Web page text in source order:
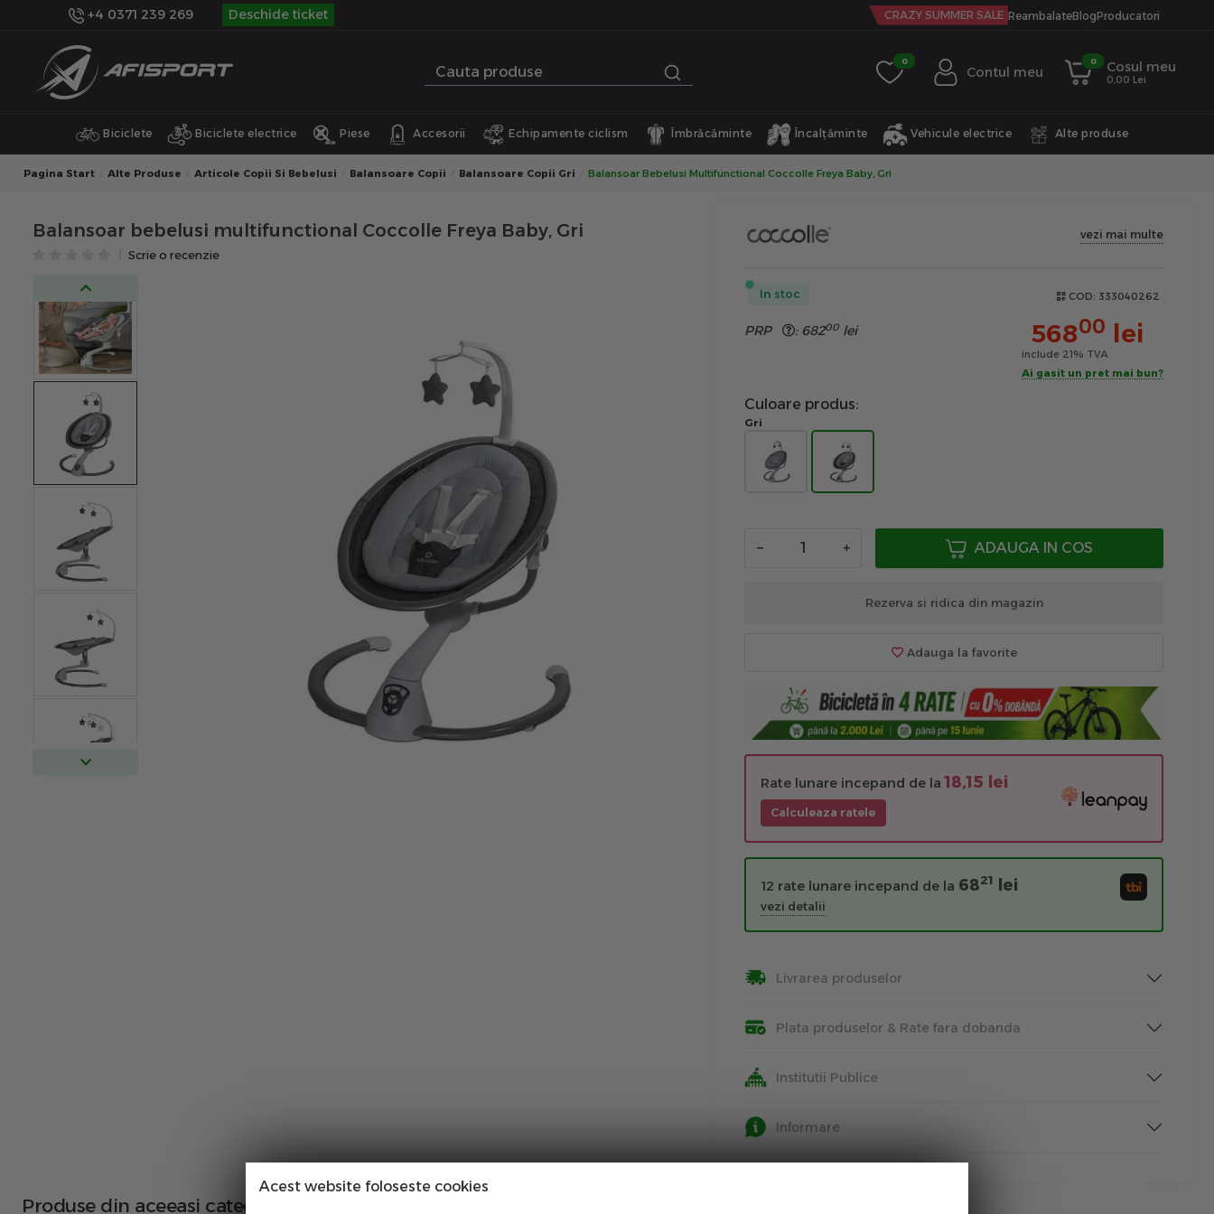
+4 0371 239 269 Deschide ticket CRAZY SUMMER SALE ReambalateBlogProducatori
0
Contul meu
0 Cosul meu
0,00 Lei
Biciclete Biciclete electrice Piese Accesorii Echipamente ciclism Îmbrăcăminte Încalțăminte Vehicule electrice Alte produse
Pagina Start Alte Produse Articole Copii Si Bebelusi Balansoare Copii Balansoare Copii Gri Balansoar Bebelusi Multifunctional Coccolle Freya Baby, Gri
Balansoar bebelusi multifunctional Coccolle Freya Baby, Gri
Scrie o recenzie
vezi mai multe
In stoc COD: 333040262
PRP : 68200 lei 56800 lei
include 21% TVA
Ai gasit un pret mai bun?
Culoare produs:
Gri
− + ADAUGA IN COS
Rezerva si ridica din magazin
Adauga la favorite
Rate lunare incepand de la18,15 lei
Calculeaza ratele
12 rate lunare incepand de la 6821 lei
vezi detalii
Livrarea produselor
Plata produselor & Rate fara dobanda
Institutii Publice
Informare
Produse din aceeasi categorie
Acest website foloseste cookies